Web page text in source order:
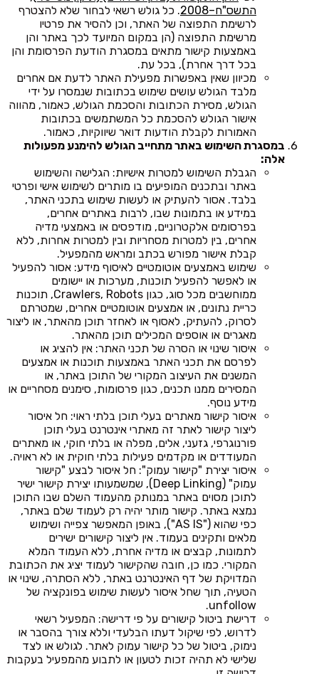
התשס"ח–2008
. כל גולש רשאי לבחור שלא להצטרף
לרשימת התפוצה של האתר, וכן להסיר את פרטיו
מרשימת התפוצה (הן במקום המיועד לכך באתר והן
באמצעות קישור מתאים במסגרת הודעת הפרסומת והן
בכל דרך אחרת), בכל עת.
מכיוון שאין באפשרות מפעילת האתר לדעת אם אחרים
מלבד הגולש עושים שימוש בכתובות שנמסרו על ידי
הגולש, מסירת הכתובות והסכמת הגולש, כאמור, מהווה
אישור הגולש להסכמת כל המשתמשים בכתובות
האמורות לקבלת הודעות דואר שיווקיות, כאמור.
במסגרת השימוש באתר מתחייב הגולש להימנע מפעולות
אלה:
הגבלת השימוש למטרות אישיות: הגלישה והשימוש
באתר ובתכנים המופיעים בו מותרים לשימוש אישי ופרטי
בלבד. אסור להעתיק או לעשות שימוש בתכני האתר,
במידע או בתמונות שבו, לרבות באתרים אחרים,
בפרסומים אלקטרוניים, מודפסים או באמצעי מדיה
אחרים, בין למטרות מסחריות ובין למטרות אחרות, ללא
קבלת אישור מפורש בכתב ומראש מהמפעיל.
שימוש באמצעים אוטומטיים לאיסוף מידע: אסור להפעיל
או לאפשר להפעיל תוכנות, מערכות או יישומים
ממוחשבים מכל סוג, כגון Crawlers, Robots, תוכנות
כריית נתונים, או אמצעים אוטומטיים אחרים, שמטרתם
לסרוק, להעתיק, לאסוף או לאחזר תוכן מהאתר, או ליצור
מאגרים או אוספים המכילים תוכן מהאתר.
איסור שינוי או הסרה של תכני האתר: אין להציג או
לפרסם את תכני האתר באמצעות תוכנות או אמצעים
המשנים את העיצוב המקורי של התוכן באתר, או
המסירים ממנו תכנים, כגון פרסומות, סימנים מסחריים או
מידע נוסף.
איסור קישור מאתרים בעלי תוכן בלתי ראוי: חל איסור
ליצור קישור לאתר זה מאתרי אינטרנט בעלי תוכן
פורנוגרפי, גזעני, אלים, מפלה או בלתי חוקי, או מאתרים
המעודדים או מקדמים פעילות בלתי חוקית או לא ראויה.
איסור יצירת "קישור עמוק": חל איסור לבצע "קישור
עמוק" (Deep Linking), שמשמעותו יצירת קישור ישיר
לתוכן מסוים באתר במנותק מהעמוד השלם שבו התוכן
נמצא באתר. קישור מותר יהיה רק לעמוד שלם באתר,
כפי שהוא ("AS IS"), באופן המאפשר צפייה ושימוש
מלאים ותקינים בעמוד. אין ליצור קישורים ישירים
לתמונות, קבצים או מדיה אחרת, ללא העמוד המלא
המקורי. כמו כן, חובה שהקישור לעמוד יציג את הכתובת
המדויקת של דף האינטרנט באתר, ללא הסתרה, שינוי או
הטעיה, תוך שחל איסור לעשות שימוש בפונקציה של
unfollow.
דרישת ביטול קישורים על פי דרישה: המפעיל רשאי
לדרוש, לפי שיקול דעתו הבלעדי וללא צורך בהסבר או
נימוק, ביטול של כל קישור עמוק לאתר. לגולש או לצד
שלישי לא תהיה זכות לטעון או לתבוע מהמפעיל בעקבות